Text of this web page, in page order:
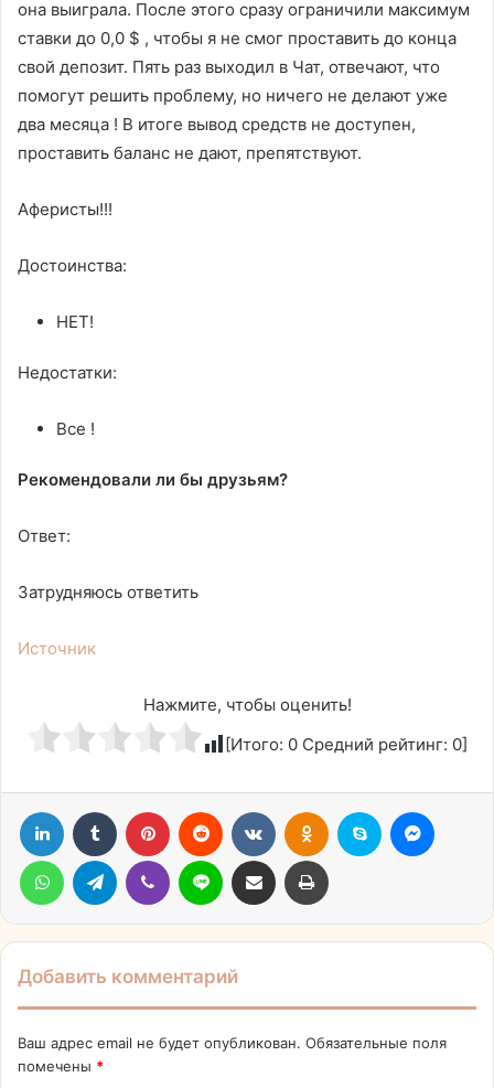
она выиграла. После этого сразу ограничили максимум
ставки до 0,0 $ , чтобы я не смог проставить до конца
свой депозит. Пять раз выходил в Чат, отвечают, что
помогут решить проблему, но ничего не делают уже
два месяца ! В итоге вывод средств не доступен,
проставить баланс не дают, препятствуют.
Аферисты!!!
Достоинства:
НЕТ!
Недостатки:
Все !
Рекомендовали ли бы друзьям?
Ответ:
Затрудняюсь ответить
Источник
Нажмите, чтобы оценить!
[Итого: 0 Средний рейтинг: 0]
LinkedIn Tumblr Pinterest Reddit ВконтактеОдноклассники
Skype
WhatsAppTelegram Viber Line Поделиться через электронную почту Печатать
Добавить комментарий
Ваш адрес email не будет опубликован. Обязательные поля
помечены *